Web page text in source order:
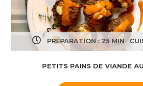
PRÉPARATION : 25 MIN
PETITS PAINS DE VIANDE